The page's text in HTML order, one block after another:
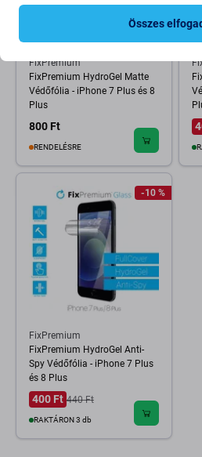
FixPremium
FixPremium HydroGel Matte
Védőfólia - iPhone 7 Plus és 8
Plus
800 Ft
RENDELÉSRE
-10 %
FixPremium
FixPremium HydroGel Anti-
Spy Védőfólia - iPhone 7 Plus
és 8 Plus
400 Ft 440 Ft
RAKTÁRON 3 db
Összes